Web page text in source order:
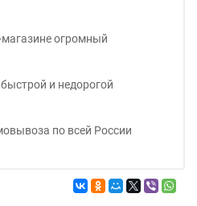
огромный
и недорогой
по всей России